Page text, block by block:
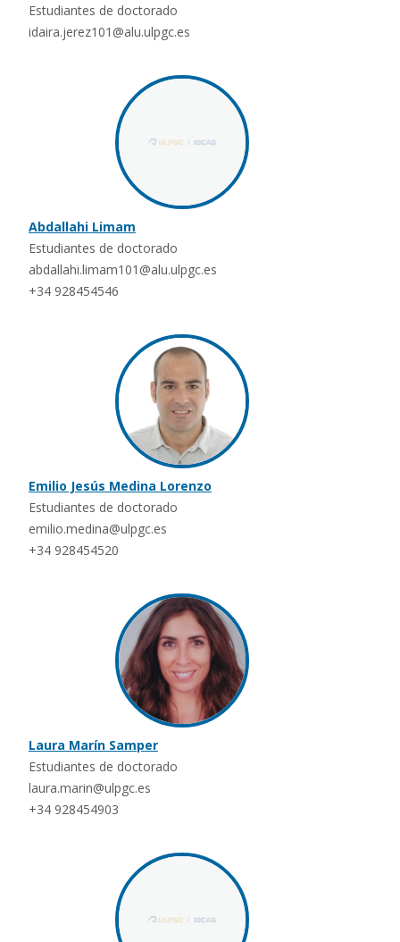
Estudiantes de doctorado
idaira.jerez101@alu.ulpgc.es
Abdallahi Limam
Estudiantes de doctorado
abdallahi.limam101@alu.ulpgc.es
+34 928454546
Emilio Jesús Medina Lorenzo
Estudiantes de doctorado
emilio.medina@ulpgc.es
+34 928454520
Laura Marín Samper
Estudiantes de doctorado
laura.marin@ulpgc.es
+34 928454903